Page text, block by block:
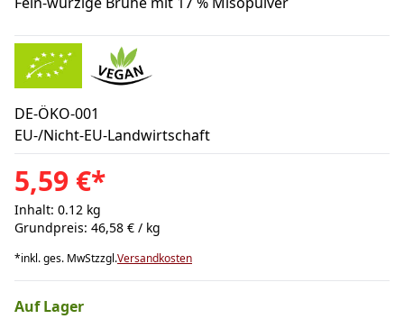
DE-ÖKO-001
EU-/Nicht-EU-Landwirtschaft
5,59 €*
Inhalt: 0.12 kg
Grundpreis: 46,58 € / kg
*inkl. ges. MwStzzgl.Versandkosten
Auf Lager